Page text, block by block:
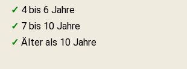
✓ 4 bis 6 Jahre
✓ 7 bis 10 Jahre
✓ Älter als 10 Jahre